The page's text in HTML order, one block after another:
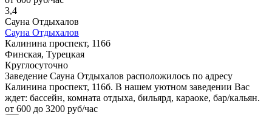
3,4
Сауна Отдыхалов
Сауна Отдыхалов
Калинина проспект, 116б
Финская, Турецкая
Круглосуточно
Заведение Сауна Отдыхалов расположилось по адресу
Калинина проспект, 116б. В нашем уютном заведении Вас
ждет: бассейн, комната отдыха, бильярд, караоке, бар/кальян.
от 600 до 3200 руб/час